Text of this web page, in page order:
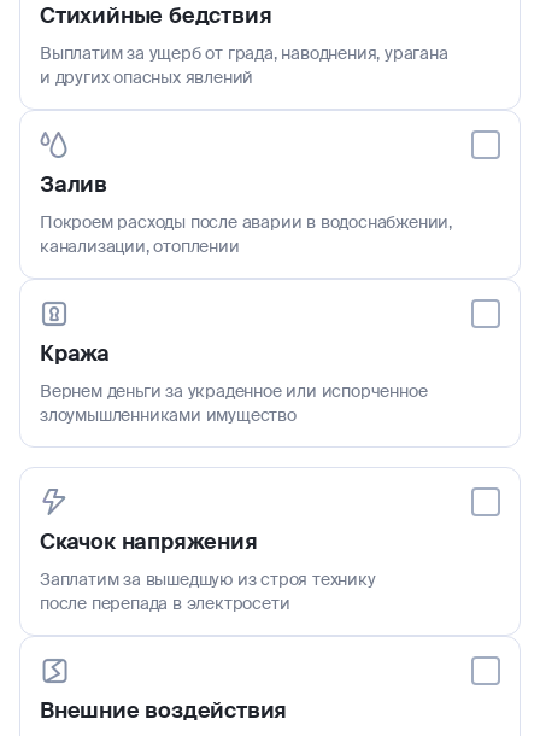
Стихийные бедствия
Выплатим за ущерб от града, наводнения, урагана
и других опасных явлений
Залив
Покроем расходы после аварии в водоснабжении,
канализации, отоплении
Кража
Вернем деньги за украденное или испорченное
злоумышленниками имущество
Скачок напряжения
Заплатим за вышедшую из строя технику
после перепада в электросети
Внешние воздействия